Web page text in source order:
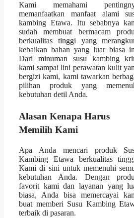
Kami memahami
memanfaatkan manfaat alami
kambing Etawa. Itu sebabnya
sudah membuat bermacam
berkualitas tinggi yang
kebaikan bahan yang luar biasa
Dari minuman susu kambing
kami sampai lini perawatan kulit
bergizi kami, kami tawarkan
pilihan produk yang
kebutuhan detil Anda.
Alasan Kenapa Harus
Memilih Kami
Apa Anda mencari produk
Kambing Etawa berkualitas
Kami di sini untuk memenuhi
kebutuhan Anda. Dengan
favorit kami dan layanan yang
biasa, Anda bisa memercayai
buat memberi Susu Kambing
terbaik di pasaran.